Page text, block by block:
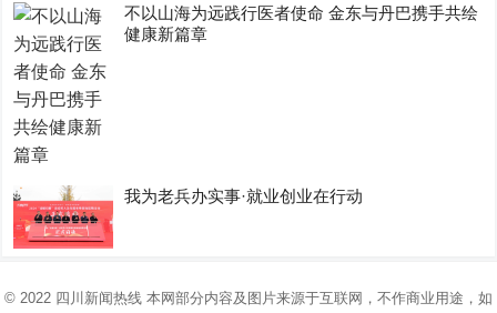
不以山海为远践行医者使命 金东与丹巴携手共绘
健康新篇章
我为老兵办实事·就业创业在行动
© 2022 四川新闻热线本网部分内容及图片来源于互联网，不作商业用途，如